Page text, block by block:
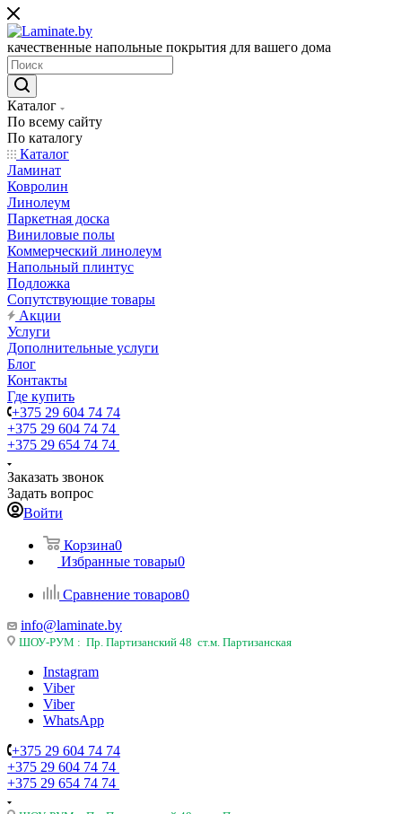
качественные напольные покрытия для вашего дома
Каталог
По всему сайту
По каталогу
Каталог
Ламинат
Ковролин
Линолеум
Паркетная доска
Виниловые полы
Коммерческий линолеум
Напольный плинтус
Подложка
Сопутствующие товары
Акции
Услуги
Дополнительные услуги
Блог
Контакты
Где купить
+375 29 604 74 74
+375 29 604 74 74
+375 29 654 74 74
Заказать звонок
Задать вопрос
Войти
Корзина0
Избранные товары0
Сравнение товаров0
info@laminate.by
ШОУ-РУМ : Пр. Партизанский 48 ст.м. Партизанская
Instagram
Viber
Viber
WhatsApp
+375 29 604 74 74
+375 29 604 74 74
+375 29 654 74 74